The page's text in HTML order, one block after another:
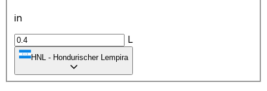
in
L
HNL - Hondurischer Lempira